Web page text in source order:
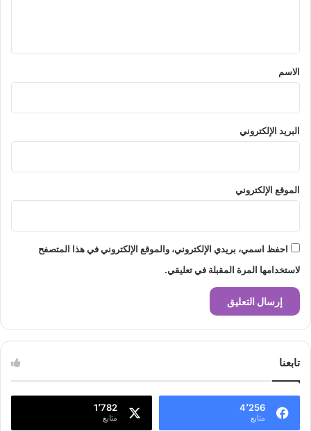
*
الاسم
البريد الإلكتروني
الموقع الإلكتروني
احفظ اسمي، بريدي الإلكتروني، والموقع الإلكتروني في هذا المتصفح
لاستخدامها المرة المقبلة في تعليقي.
تابعنا
4٬256
متابع
1٬782
متابع